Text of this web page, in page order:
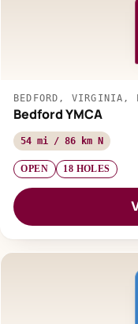
BEDFORD, VIRGINIA,
Bedford YMCA
54 mi / 86 km N
OPEN 18 HOLES